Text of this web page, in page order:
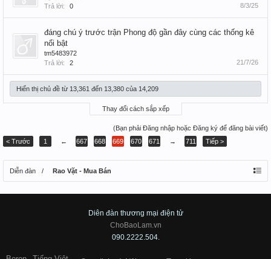
Trả lời:
0 8/3/25
đáng chú ý trước trận Phong độ gần đây cùng các thống kê
nổi bật
tm5483972
Trả lời:
2 21/7/26
Hiển thị chủ đề từ 13,361 đến 13,380 của 14,209
Thay đổi cách sắp xếp
(Bạn phải Đăng nhập hoặc Đăng ký để đăng bài viết)
< Trước
1 ← 667 668 669 670 671 → 711 Tiếp >
Diễn đàn Rao Vặt - Mua Bán
Diên đàn thương mại điện tử
ChoBaoLam.vn
090.2222.504.